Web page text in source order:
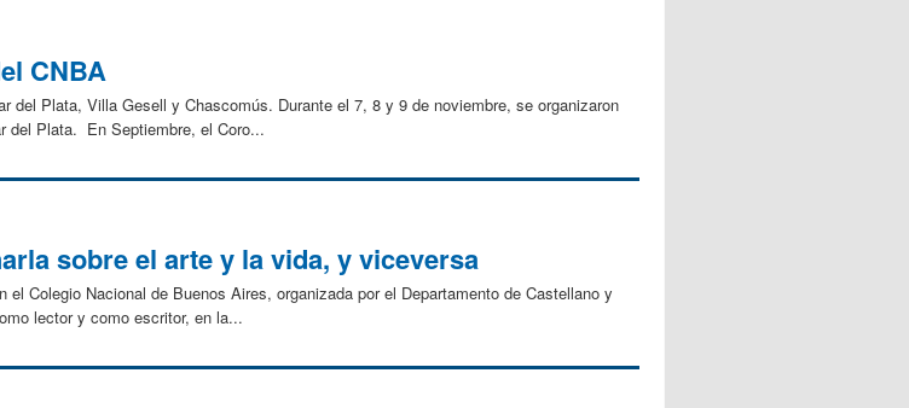
CNBA
del Plata, Villa Gesell y Chascomús. Durante el 7, 8 y 9 de noviembre, se organizaron
del Plata. En Septiembre, el Coro...
sobre el arte y la vida, y viceversa
Colegio Nacional de Buenos Aires, organizada por el Departamento de Castellano y
lector y como escritor, en la...